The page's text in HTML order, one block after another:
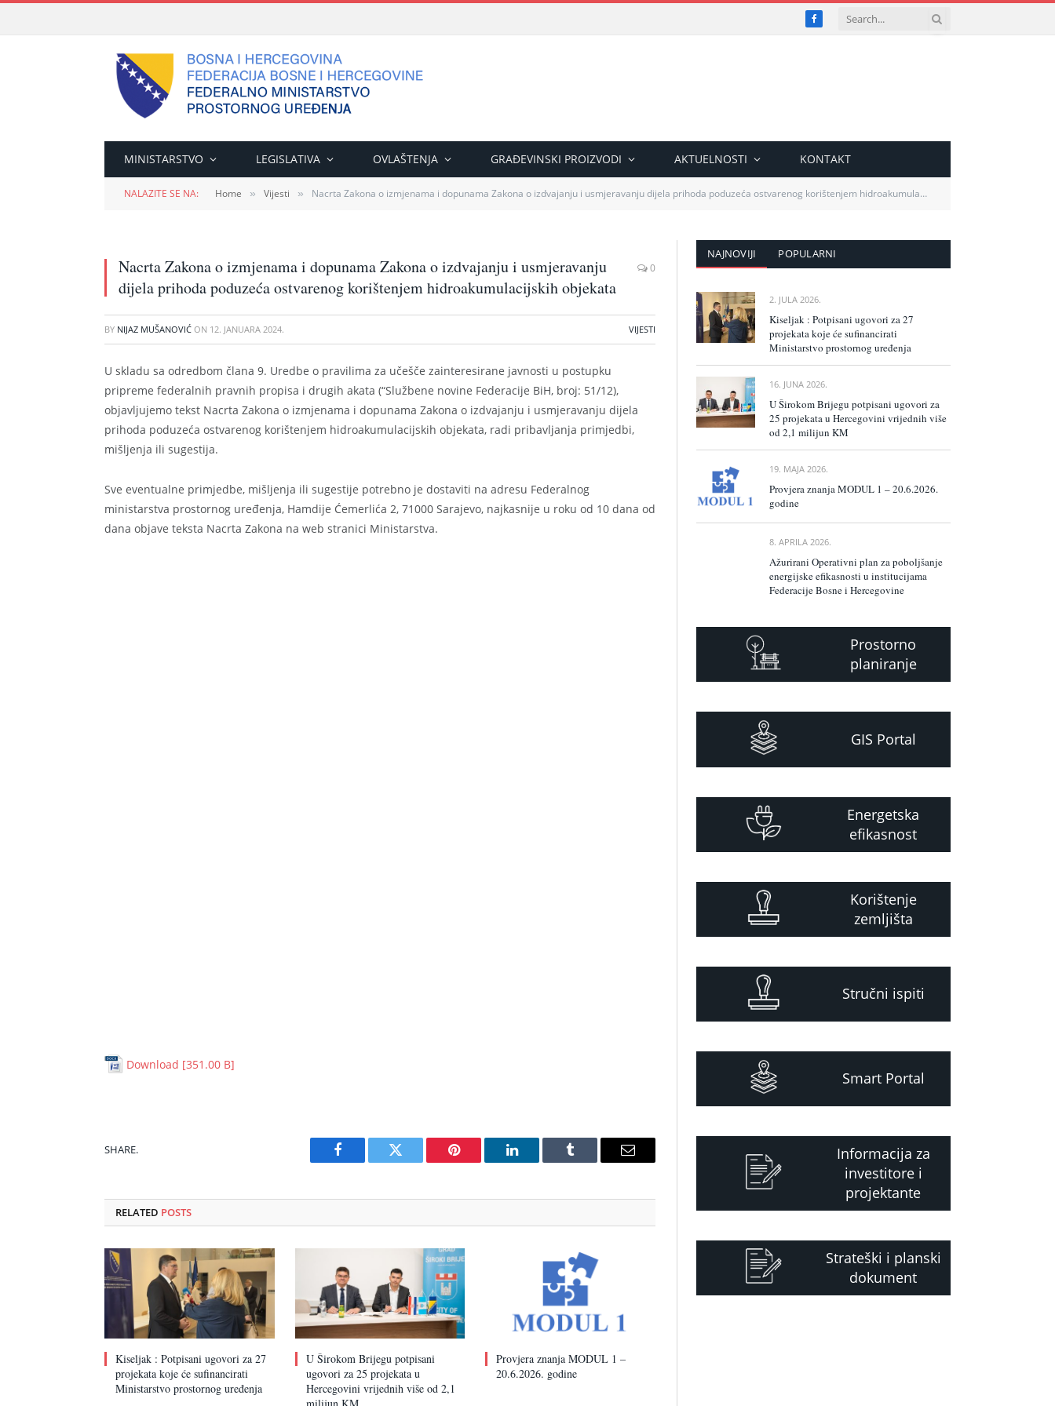
Facebook
MINISTARSTVO LEGISLATIVA OVLAŠTENJA GRAĐEVINSKI PROIZVODI AKTUELNOSTI KONTAKT
NALAZITE SE NA: Home » Vijesti » Nacrta Zakona o izmjenama i dopunama Zakona o izdvajanju i usmjeravanju dijela prihoda poduzeća ostvarenog korištenjem hidroakumulacijskih objekata
Nacrta Zakona o izmjenama i dopunama Zakona o izdvajanju i usmjeravanju
dijela prihoda poduzeća ostvarenog korištenjem hidroakumulacijskih objekata
0
BY NIJAZ MUŠANOVIĆ ON 12. JANUARA 2024. VIJESTI
U skladu sa odredbom člana 9. Uredbe o pravilima za učešče zainteresirane javnosti u postupku
pripreme federalnih pravnih propisa i drugih akata (“Službene novine Federacije BiH, broj: 51/12),
objavljujemo tekst Nacrta Zakona o izmjenama i dopunama Zakona o izdvajanju i usmjeravanju dijela
prihoda poduzeća ostvarenog korištenjem hidroakumulacijskih objekata, radi pribavljanja primjedbi,
mišljenja ili sugestija.
Sve eventualne primjedbe, mišljenja ili sugestije potrebno je dostaviti na adresu Federalnog
ministarstva prostornog uređenja, Hamdije Ćemerlića 2, 71000 Sarajevo, najkasnije u roku od 10 dana od
dana objave teksta Nacrta Zakona na web stranici Ministarstva.
Download [351.00 B]
SHARE.
Facebook Twitter Pinterest LinkedIn Tumblr Email
RELATED POSTS
Kiseljak : Potpisani ugovori za 27
projekata koje će sufinancirati
Ministarstvo prostornog uređenja
U Širokom Brijegu potpisani
ugovori za 25 projekata u
Hercegovini vrijednih više od 2,1
Provjera znanja MODUL 1 –
20.6.2026. godine
NAJNOVIJI POPULARNI
2. JULA 2026.
Kiseljak : Potpisani ugovori za 27
projekata koje će sufinancirati
Ministarstvo prostornog uređenja
16. JUNA 2026.
U Širokom Brijegu potpisani ugovori za
25 projekata u Hercegovini vrijednih više
od 2,1 milijun KM
19. MAJA 2026.
Provjera znanja MODUL 1 – 20.6.2026.
godine
8. APRILA 2026.
Ažurirani Operativni plan za poboljšanje
energijske efikasnosti u institucijama
Federacije Bosne i Hercegovine
Prostorno
planiranje
GIS Portal
Energetska
efikasnost
Korištenje
zemljišta
Stručni ispiti
Smart Portal
Informacija za
investitore i
projektante
Strateški i planski
dokument